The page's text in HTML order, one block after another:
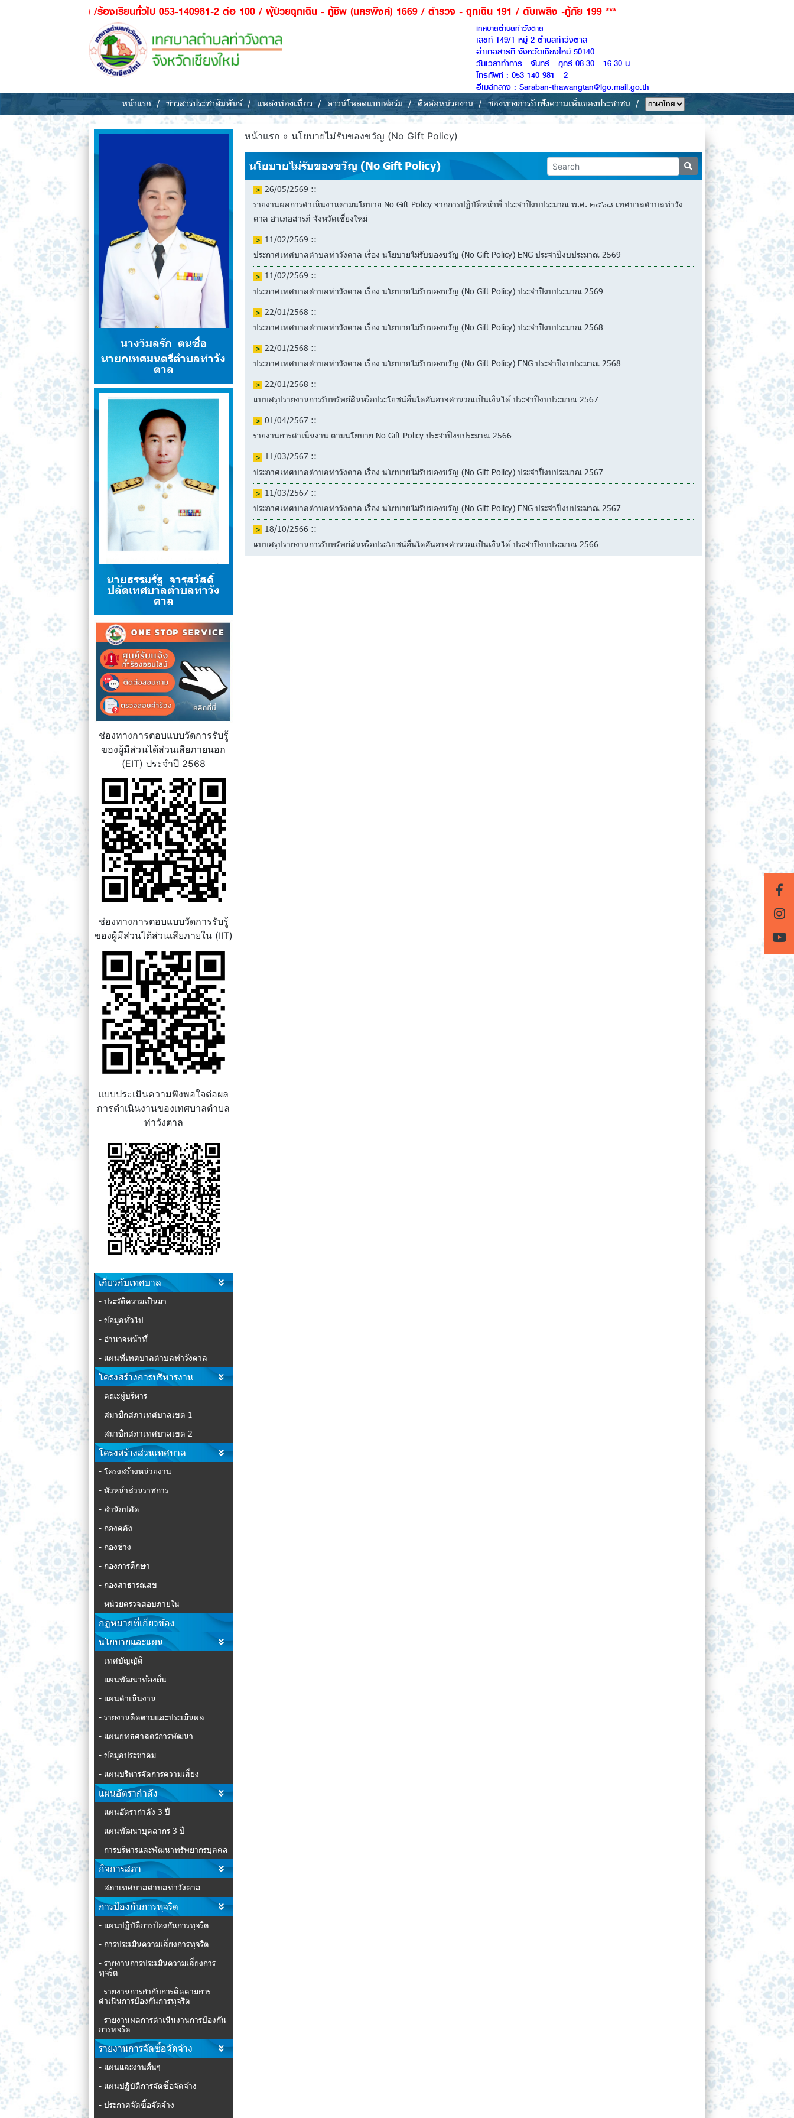
ณภัย) /ร้องเรียนทั่วไป 053-140981-2 ต่อ 100 / ผุ้ป่วยฉุกเฉิน - กู้ชีพ (นครพิงค์) 1669 / ตำรวจ - ฉุกเฉิน 191 / ดับเพลิง -กู้ภัย 199 ***
เทศบาลตำบลท่าวังตาล
เลขที่ 149/1 หมู่ 2 ตำบลท่าวังตาล
อำเภอสารภี จังหวัดเชียงใหม่ 50140
วันเวลาทำการ : จันทร์ - ศุกร์ 08.30 - 16.30 น.
โทรศัพท์ : 053 140 981 - 2
อีเมล์กลาง : Saraban-thawangtan@lgo.mail.go.th
หน้าแรก ข่าวสารประชาสัมพันธ์ แหล่งท่องเที่ยว ดาวน์โหลดแบบฟอร์ม ติดต่อหน่วยงาน ช่องทางการรับฟังความเห็นของประชาชน
นางวิมลรัก ตนซื่อ
นายกเทศมนตรีตำบลท่าวัง
ตาล
นายธรรมรัฐ จารุสวัสดิ์
ปลัดเทศบาลตำบลท่าวัง
ตาล
ช่องทางการตอบแบบวัดการรับรู้
ของผู้มีส่วนได้ส่วนเสียภายนอก
(EIT) ประจำปี 2568
ช่องทางการตอบแบบวัดการรับรู้
ของผู้มีส่วนได้ส่วนเสียภายใน (IIT)
แบบประเมินความพึงพอใจต่อผล
การดำเนินงานของเทศบาลตำบล
ท่าวังตาล
เกี่ยวกับเทศบาล
- ประวัติความเป็นมา
- ข้อมูลทั่วไป
- อำนาจหน้าที่
- แผนที่เทศบาลตำบลท่าวังตาล
โครงสร้างการบริหารงาน
- คณะผู้บริหาร
- สมาชิกสภาเทศบาลเขต 1
- สมาชิกสภาเทศบาลเขต 2
โครงสร้างส่วนเทศบาล
- โครงสร้างหน่วยงาน
- หัวหน้าส่วนราชการ
- สำนักปลัด
- กองคลัง
- กองช่าง
- กองการศึกษา
- กองสาธารณสุข
- หน่วยตรวจสอบภายใน
กฏหมายที่เกี่ยวข้อง
นโยบายและแผน
- เทศบัญญัติ
- แผนพัฒนาท้องถิ่น
- แผนดำเนินงาน
- รายงานติดตามและประเมินผล
- แผนยุทธศาสตร์การพัฒนา
- ข้อมูลประชาคม
- แผนบริหารจัดการความเสี่ยง
แผนอัตรากำลัง
- แผนอัตรากำลัง 3 ปี
- แผนพัฒนาบุคลากร 3 ปี
- การบริหารและพัฒนาทรัพยากรบุคคล
กิจการสภา
- สภาเทศบาลตำบลท่าวังตาล
การป้องกันการทุจริต
- แผนปฏิบัติการป้องกันการทุจริต
- การประเมินความเสี่ยงการทุจริต
- รายงานการประเมินความเสี่ยงการ
ทุจริต
- รายงานการกำกับการติดตามการ
ดำเนินการป้องกันการทุจริต
- รายงานผลการดำเนินงานการป้องกัน
การทุจริต
รายงานการจัดซื้อจัดจ้าง
- แผนและงานอื่นๆ
- แผนปฏิบัติการจัดซื้อจัดจ้าง
- ประกาศจัดซื้อจัดจ้าง
หน้าแรก » นโยบายไม่รับของขวัญ (No Gift Policy)
นโยบายไม่รับของขวัญ (No Gift Policy)
26/05/2569 ::
รายงานผลการดำเนินงานตามนโยบาย No Gift Policy จากการปฏิบัติหน้าที่ ประจำปีงบประมาณ พ.ศ. ๒๕๖๘ เทศบาลตำบลท่าวัง
ตาล อำเภอสารภี จังหวัดเชียงใหม่
11/02/2569 ::
ประกาศเทศบาลตำบลท่าวังตาล เรื่อง นโยบายไม่รับของขวัญ (No Gift Policy) ENG ประจำปีงบประมาณ 2569
11/02/2569 ::
ประกาศเทศบาลตำบลท่าวังตาล เรื่อง นโยบายไม่รับของขวัญ (No Gift Policy) ประจำปีงบประมาณ 2569
22/01/2568 ::
ประกาศเทศบาลตำบลท่าวังตาล เรื่อง นโยบายไม่รับของขวัญ (No Gift Policy) ประจำปีงบประมาณ 2568
22/01/2568 ::
ประกาศเทศบาลตำบลท่าวังตาล เรื่อง นโยบายไม่รับของขวัญ (No Gift Policy) ENG ประจำปีงบประมาณ 2568
22/01/2568 ::
แบบสรุปรายงานการรับทรัพย์สินหรือประโยชน์อื่นใดอันอาจคำนวณเป็นเงินได้ ประจำปีงบประมาณ 2567
01/04/2567 ::
รายงานการดำเนินงาน ตามนโยบาย No Gift Policy ประจำปีงบประมาณ 2566
11/03/2567 ::
ประกาศเทศบาลตำบลท่าวังตาล เรื่อง นโยบายไม่รับของขวัญ (No Gift Policy) ประจำปีงบประมาณ 2567
11/03/2567 ::
ประกาศเทศบาลตำบลท่าวังตาล เรื่อง นโยบายไม่รับของขวัญ (No Gift Policy) ENG ประจำปีงบประมาณ 2567
18/10/2566 ::
แบบสรุปรายงานการรับทรัพย์สินหรือประโยชน์อื่นใดอันอาจคำนวณเป็นเงินได้ ประจำปีงบประมาณ 2566